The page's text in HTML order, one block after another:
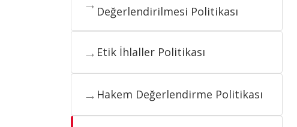
Değerlendirilmesi Politikası
→ Etik İhlaller Politikası
→ Hakem Değerlendirme Politikası